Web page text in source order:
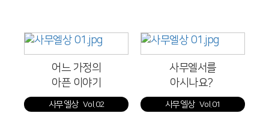
어느 가정의
아픈 이야기
사무엘상 Vol.02
사무엘서를
아시나요?
사무엘상 Vol.01